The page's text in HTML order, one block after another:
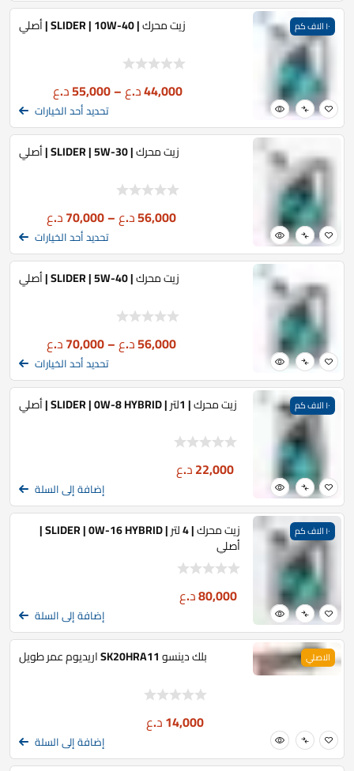
١٠ الاف كم زيت محرك | SLIDER | 10W-40 | أصلي
44,000د.ع–
55,000د.ع
تحديد أحد الخيارات
زيت محرك | SLIDER | 5W-30 | أصلي
56,000د.ع–
70,000د.ع
تحديد أحد الخيارات
زيت محرك | SLIDER | 5W-40 | أصلي
56,000د.ع–
70,000د.ع
تحديد أحد الخيارات
١٠ الاف كم زيت محرك | 1لتر | SLIDER | 0W-8 HYBRID | أصلي
22,000د.ع
إضافة إلى السلة
١٠ الاف كم زيت محرك | 4 لتر | SLIDER | 0W-16 HYBRID |
أصلي
80,000د.ع
إضافة إلى السلة
الاصلي بلك دينسو SK20HRA11 اريديوم عمر طويل
14,000د.ع
إضافة إلى السلة